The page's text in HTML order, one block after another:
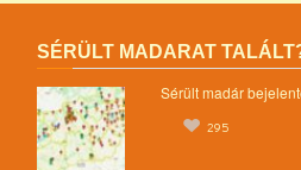
SÉRÜLT MADARAT
Sérült madár
295